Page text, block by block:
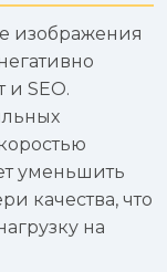
изображения
и SEO.
уменьшить
качества, что
на